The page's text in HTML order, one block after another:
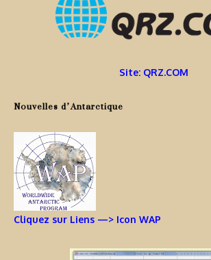
Site: QRZ.COM
Nouvelles d’Antarctique
Cliquez sur Liens —> Icon WAP